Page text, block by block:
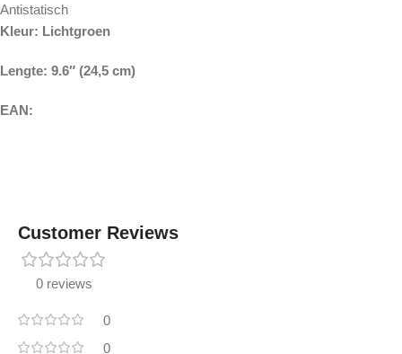
Antistatisch
Kleur: Lichtgroen
Lengte: 9.6″ (24,5 cm)
EAN:
Customer Reviews
0 reviews
0
0